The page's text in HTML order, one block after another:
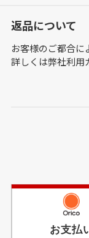
返品について
お客様のご都合に
詳しくは弊社利用